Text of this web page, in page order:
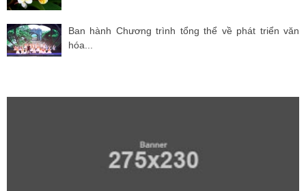
Ban hành Chương trình tổng thể về phát triển văn
hóa...